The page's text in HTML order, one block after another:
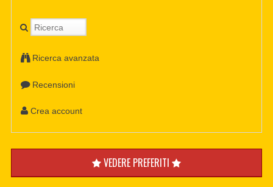
Ricerca avanzata
Recensioni
Crea account
VEDERE PREFERITI